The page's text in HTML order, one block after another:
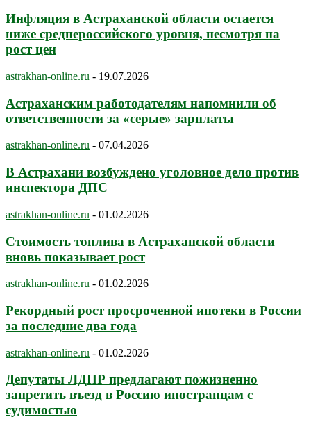
Инфляция в Астраханской области остается
ниже среднероссийского уровня, несмотря на
рост цен
astrakhan-online.ru - 19.07.2026
Астраханским работодателям напомнили об
ответственности за «серые» зарплаты
astrakhan-online.ru - 07.04.2026
В Астрахани возбуждено уголовное дело против
инспектора ДПС
astrakhan-online.ru - 01.02.2026
Стоимость топлива в Астраханской области
вновь показывает рост
astrakhan-online.ru - 01.02.2026
Рекордный рост просроченной ипотеки в России
за последние два года
astrakhan-online.ru - 01.02.2026
Депутаты ЛДПР предлагают пожизненно
запретить въезд в Россию иностранцам с
судимостью